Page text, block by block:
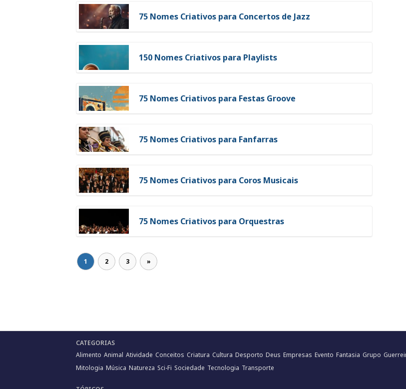
75 Nomes Criativos para Concertos de Jazz
150 Nomes Criativos para Playlists
75 Nomes Criativos para Festas Groove
75 Nomes Criativos para Fanfarras
75 Nomes Criativos para Coros Musicais
75 Nomes Criativos para Orquestras
1 2 3 »
CATEGORIAS
Alimento Animal Atividade Conceitos Criatura Cultura Desporto Deus Empresas Evento Fantasia Grupo
Mitologia Música Natureza Sci-Fi Sociedade Tecnologia Transporte